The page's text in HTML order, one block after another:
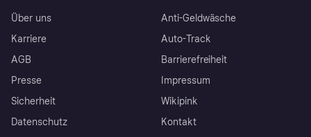
Über uns
Karriere
AGB
Presse
Sicherheit
Datenschutz
Anti-Geldwäsche
Auto-Track
Barrierefreiheit
Impressum
Wikipink
Kontakt